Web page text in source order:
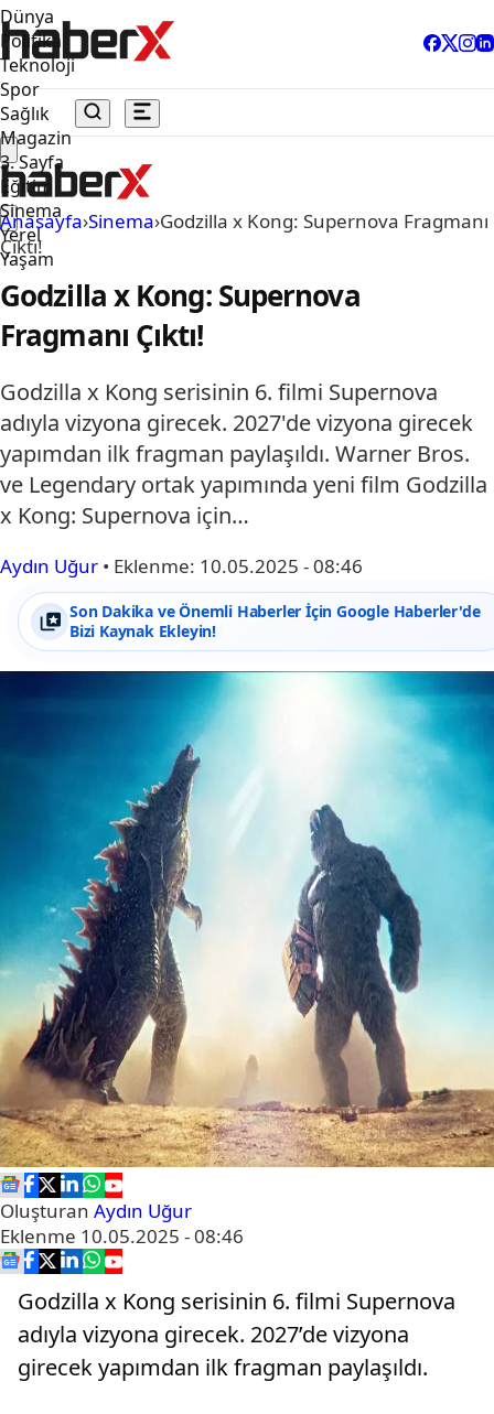
Dünya
Politika
Teknoloji
Spor
Sağlık
Magazin
3. Sayfa
Eğitim
Sinema
Yerel
Yaşam
Anasayfa›Sinema›Godzilla x Kong: Supernova Fragmanı
Çıktı!
Godzilla x Kong: Supernova
Fragmanı Çıktı!
Godzilla x Kong serisinin 6. filmi Supernova
adıyla vizyona girecek. 2027'de vizyona girecek
yapımdan ilk fragman paylaşıldı. Warner Bros.
ve Legendary ortak yapımında yeni film Godzilla
x Kong: Supernova için…
Aydın Uğur • Eklenme: 10.05.2025 - 08:46
Son Dakika ve Önemli Haberler İçin Google Haberler'de
Bizi Kaynak Ekleyin!
Oluşturan Aydın Uğur
Eklenme 10.05.2025 - 08:46
Godzilla x Kong serisinin 6. filmi Supernova
adıyla vizyona girecek. 2027’de vizyona
girecek yapımdan ilk fragman paylaşıldı.